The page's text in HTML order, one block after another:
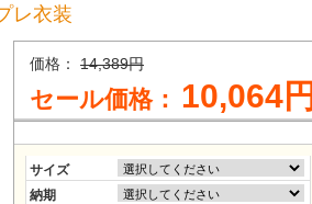
レ衣装
価格： 14,389円
セール価格： 10,064円
サイズ
納期